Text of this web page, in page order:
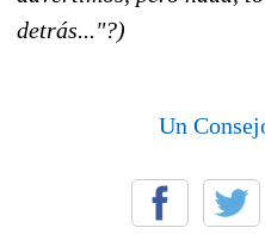
detrás..."?)
Un